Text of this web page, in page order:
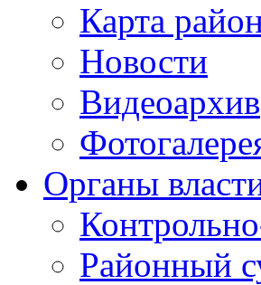
Карта
Новости
Видеоархив
Органы
Районный